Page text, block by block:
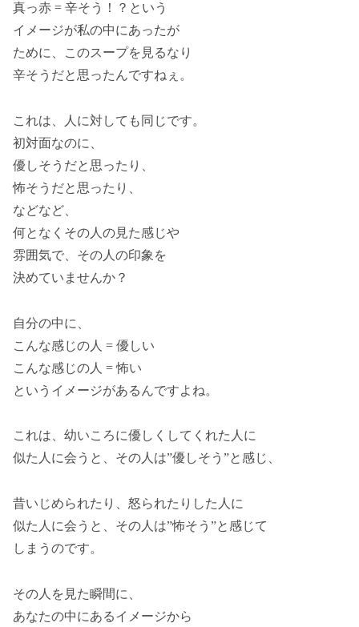
真っ赤 = 辛そう！？という
イメージが私の中にあったが
ために、このスープを見るなり
辛そうだと思ったんですねぇ。
これは、人に対しても同じです。
初対面なのに、
優しそうだと思ったり、
怖そうだと思ったり、
などなど、
何となくその人の見た感じや
雰囲気で、その人の印象を
決めていませんか？
自分の中に、
こんな感じの人 = 優しい
こんな感じの人 = 怖い
というイメージがあるんですよね。
これは、幼いころに優しくしてくれた人に
似た人に会うと、その人は”優しそう”と感じ、
昔いじめられたり、怒られたりした人に
似た人に会うと、その人は”怖そう”と感じて
しまうのです。
その人を見た瞬間に、
あなたの中にあるイメージから